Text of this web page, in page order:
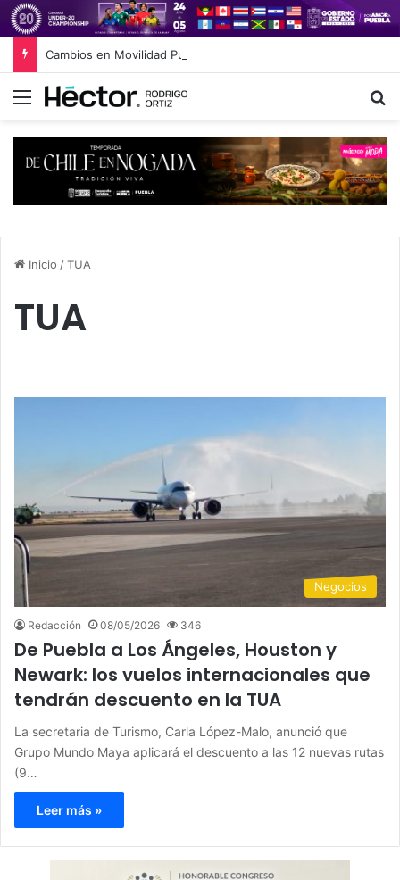
Menú
Inicio /TUA
TUA
Negocios
Redacción 08/05/2026 346
De Puebla a Los Ángeles, Houston y
Newark: los vuelos internacionales que
tendrán descuento en la TUA
La secretaria de Turismo, Carla López-Malo, anunció que
Grupo Mundo Maya aplicará el descuento a las 12 nuevas rutas
(9…
Leer más »